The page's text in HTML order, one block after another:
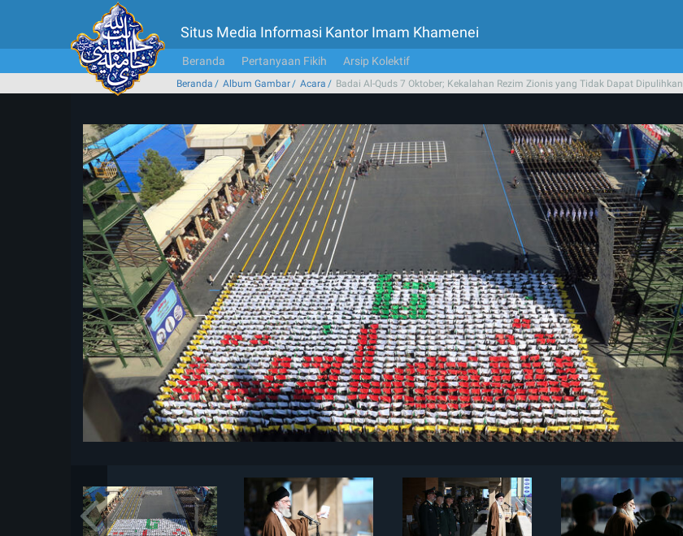
Situs Media Informasi Kantor Imam Khamenei
Beranda Pertanyaan Fikih Arsip Kolektif
Beranda Album Gambar Acara Badai Al-Quds 7 Oktober; Kekalahan Rezim Zionis yang Tidak Dapat Dipulihkan